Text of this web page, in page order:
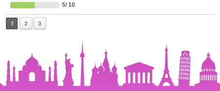
5/ 10
1 2 3